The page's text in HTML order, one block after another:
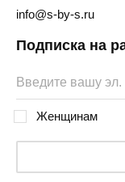
info@s-by-s.ru
Подписка на
Женщинам